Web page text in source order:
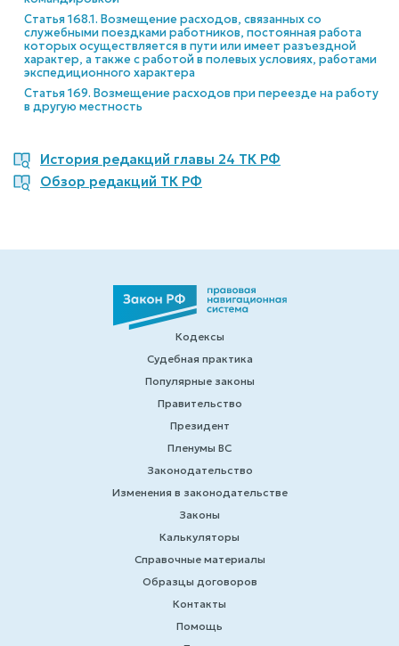
Статья 168.1. Возмещение расходов, связанных со
служебными поездками работников, постоянная работа
которых осуществляется в пути или имеет разъездной
характер, а также с работой в полевых условиях, работами
экспедиционного характера
Статья 169. Возмещение расходов при переезде на работу
в другую местность
История редакций главы 24 ТК РФ
Обзор редакций ТК РФ
Кодексы
Судебная практика
Популярные законы
Правительство
Президент
Пленумы ВС
Законодательство
Изменения в законодательстве
Законы
Калькуляторы
Справочные материалы
Образцы договоров
Контакты
Помощь